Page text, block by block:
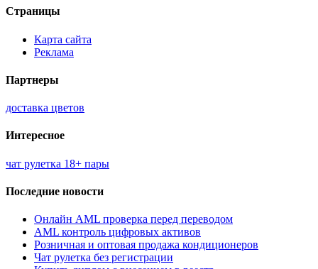
Страницы
Карта сайта
Реклама
Партнеры
доставка цветов
Интересное
чат рулетка 18+ пары
Последние новости
Онлайн AML проверка перед переводом
AML контроль цифровых активов
Розничная и оптовая продажа кондиционеров
Чат рулетка без регистрации